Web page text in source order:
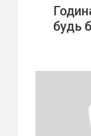
будь